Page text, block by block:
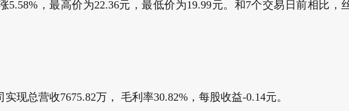
，最高价为22.36元，最低价为19.99元。和7个交易日前相比，
现总营收7675.82万， 毛利率30.82%，每股收益-0.14元。